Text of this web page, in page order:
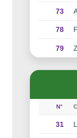
73
78
79
N°
31